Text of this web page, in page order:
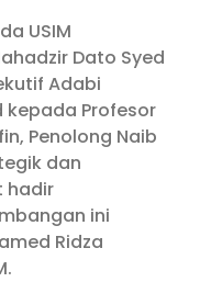
USIM
Dato Syed
Adabi
kepada Profesor
Penolong Naib
dan
hadir
ini
Ridza